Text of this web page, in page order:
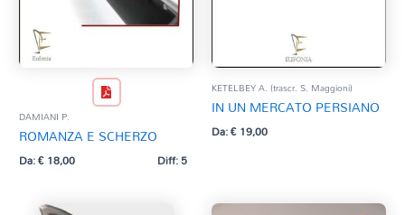
DAMIANI P.
ROMANZA E SCHERZO
Da:€18,00 Diff: 5
KETELBEY A. (trascr. S. Maggioni)
IN UN MERCATO PERSIANO
Da:€19,00